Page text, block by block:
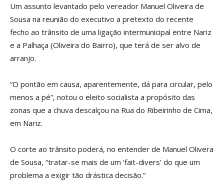
Um assunto levantado pelo vereador Manuel Oliveira de
Sousa na reunião do executivo a pretexto do recente
fecho ao trânsito de uma ligação intermunicipal entre Nariz
e a Palhaça (Oliveira do Bairro), que terá de ser alvo de
arranjo.
“O pontão em causa, aparentemente, dá para circular, pelo
menos a pé”, notou o eleito socialista a propósito das
zonas que a chuva descalçou na Rua do Ribeirinho de Cima,
em Nariz.
O corte ao trânsito poderá, no entender de Manuel Olivera
de Sousa, “tratar-se mais de um ‘fait-divers’ do que um
problema a exigir tão drástica decisão.”